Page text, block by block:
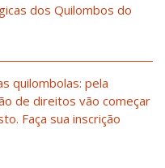
dos Quilombos do
quilombolas: pela
de direitos vão começar
Faça sua inscrição